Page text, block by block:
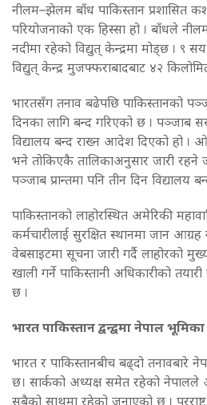
नीलम–झेलम बाँध पाकिस्तान प्रशासित
परियोजनाको एक हिस्सा हो । बाँधले
नदीमा रहेको विद्युत् केन्द्रमा मोड्छ । ९
विद्युत् केन्द्र मुजफ्फराबादबाट ४२
भारतसँग तनाव बढेपछि पाकिस्तानको
दिनका लागि बन्द गरिएको छ । पञ्जाब
विद्यालय बन्द राख्न आदेश दिएको हो ।
भने तोकिएकै तालिकाअनुसार जारी रहने
पञ्जाब प्रान्तमा पनि तीन दिन विद्यालय
पाकिस्तानको लाहोरस्थित अमेरिकी
कर्मचारीलाई सुरक्षित स्थानमा जान
वेबसाइटमा सूचना जारी गर्दै लाहोरको
खाली गर्ने पाकिस्तानी अधिकारीको
छ ।
भारत पाकिस्तान द्वन्द्वमा नेपाल भूमिका
भारत र पाकिस्तानबीच बढ्दो तनावबारे
छ। सार्कको अध्यक्ष समेत रहेको नेपालले
सबैको साथमा रहेको जनाएको छ । परराष्ट्र